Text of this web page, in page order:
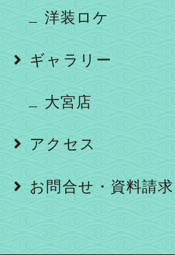
洋装ロケ
ギャラリー
大宮店
アクセス
お問合せ・資料請求